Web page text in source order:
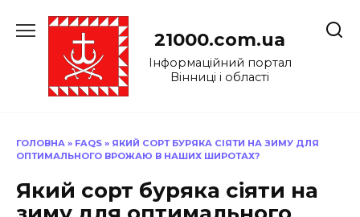
до
21000.com.ua
Інформаційний портал
Вінниці і області
ГОЛОВНА » FAQS » ЯКИЙ СОРТ БУРЯКА СІЯТИ НА ЗИМУ ДЛЯ
ОПТИМАЛЬНОГО ВРОЖАЮ В НАШИХ ШИРОТАХ?
Який сорт буряка сіяти на